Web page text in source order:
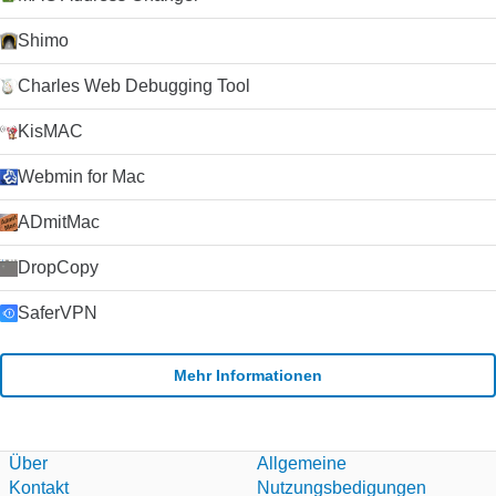
Internetverbindung beider Parteien abhängt).
einfach zu bedienenden VoIP-Client suchen, werden Sie es
schwer finden, Skype zu schlagen. Der Kauf von Skype durch
die Entwicklung beschleunigt, da Microsoft Skype als Ersatz
für seinen alternden Nachrichtendienst Windows Live
Messenger verwendet hat. Klicken Sie auf die grüne
Download-Schaltfläche, um es auszuprobieren. Microsoft
erlaubt nicht mehr das Hosting seiner
Installationsprogramme. Deshalb leiten wir auf ihre
Download-Seite um.
Shimo
Charles Web Debugging Tool
KisMAC
Webmin for Mac
ADmitMac
DropCopy
SaferVPN
Mehr Informationen
Über
Kontakt
Allgemeine
Nutzungsbedigungen